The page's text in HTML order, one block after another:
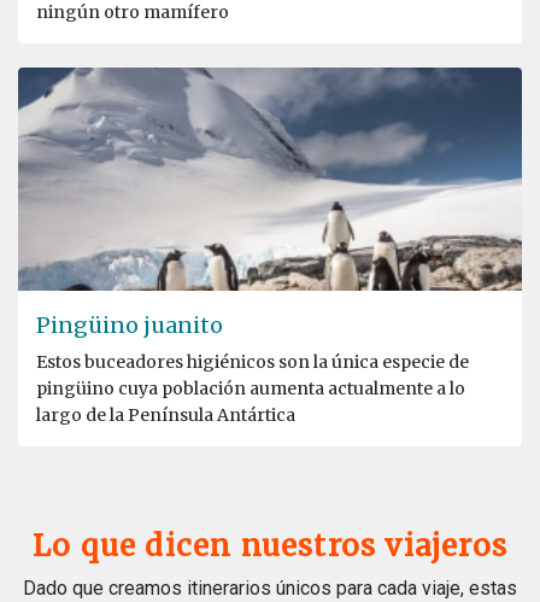
ningún otro mamífero
Pingüino juanito
Estos buceadores higiénicos son la única especie de
pingüino cuya población aumenta actualmente a lo
largo de la Península Antártica
Lo que dicen nuestros viajeros
Dado que creamos itinerarios únicos para cada viaje, estas